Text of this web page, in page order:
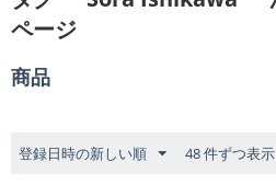
ページ
商品
登録日時の新しい順 48 件ずつ表示